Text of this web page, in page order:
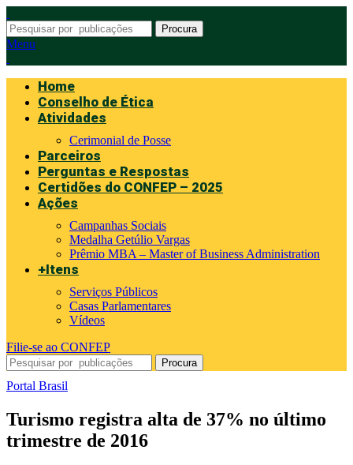
Procura
Menu
Home
Conselho de Ética
Atividades
Cerimonial de Posse
Parceiros
Perguntas e Respostas
Certidões do CONFEP – 2025
Ações
Campanhas Sociais
Medalha Getúlio Vargas
Prêmio MBA – Master of Business Administration
+Itens
Serviços Públicos
Casas Parlamentares
Vídeos
Filie-se ao CONFEP
Procura
Portal Brasil
Turismo registra alta de 37% no último
trimestre de 2016